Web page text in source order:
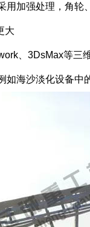
加强处理，角轮、
大
、3DsMax等三维
如海沙淡化设备中